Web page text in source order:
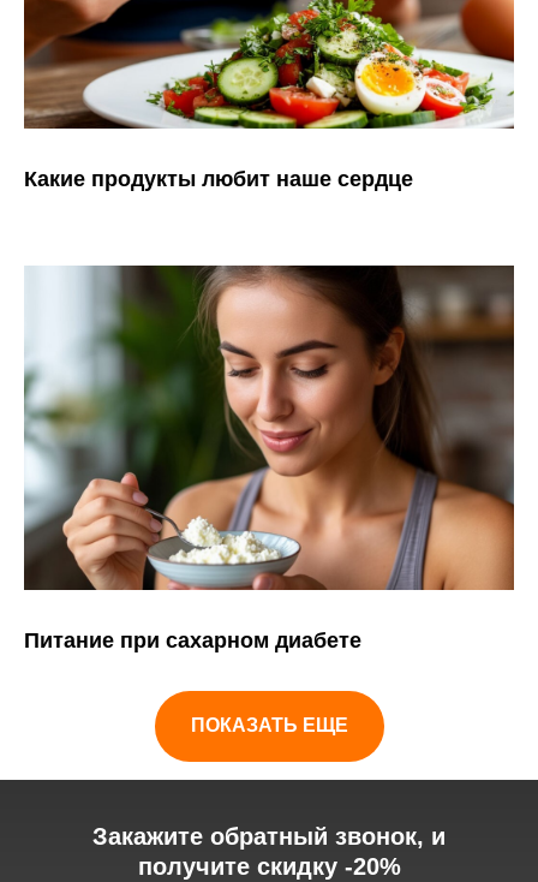
Какие продукты любит наше сердце
Питание при сахарном диабете
ПОКАЗАТЬ ЕЩЕ
Закажите обратный звонок, и
получите скидку -20%